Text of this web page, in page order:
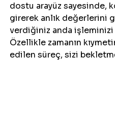
dostu arayüz sayesinde,
girerek anlık değerlerini
verdiğiniz anda
Özellikle zamanın
edilen süreç, sizi